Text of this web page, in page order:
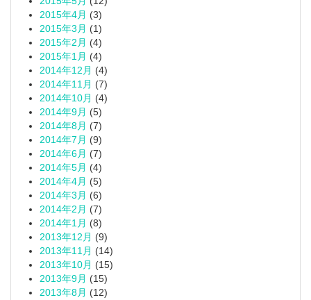
2015年4月 (3)
2015年3月 (1)
2015年2月 (4)
2015年1月 (4)
2014年12月 (4)
2014年11月 (7)
2014年10月 (4)
2014年9月 (5)
2014年8月 (7)
2014年7月 (9)
2014年6月 (7)
2014年5月 (4)
2014年4月 (5)
2014年3月 (6)
2014年2月 (7)
2014年1月 (8)
2013年12月 (9)
2013年11月 (14)
2013年10月 (15)
2013年9月 (15)
2013年8月 (12)